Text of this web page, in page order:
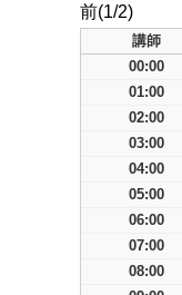
前(1/2)
講師
00:00
01:00
02:00
03:00
04:00
05:00
06:00
07:00
08:00